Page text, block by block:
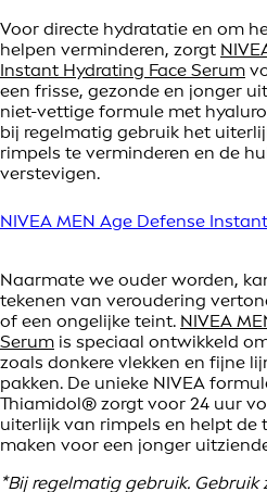
Voor directe hydratatie en om
helpen verminderen, zorgt
Instant Hydrating Face Serum
een frisse, gezonde en jonger
niet-vettige formule met
bij regelmatig gebruik het
rimpels te verminderen en de
verstevigen.
NIVEA MEN Age Defense
Naarmate we ouder worden,
tekenen van veroudering
of een ongelijke teint. NIVEA
Serum is speciaal ontwikkeld
zoals donkere vlekken en fijne
pakken. De unieke NIVEA
Thiamidol® zorgt voor 24 uur
uiterlijk van rimpels en helpt de
maken voor een jonger
*Bij regelmatig gebruik.